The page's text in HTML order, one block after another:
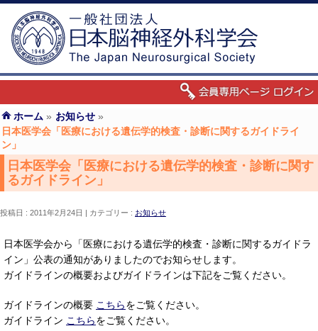
ホーム » お知らせ »
日本医学会「医療における遺伝学的検査・診断に関するガイドライ
ン」
日本医学会「医療における遺伝学的検査・診断に関す
るガイドライン」
投稿日 : 2011年2月24日 カテゴリー : お知らせ
日本医学会から「医療における遺伝学的検査・診断に関するガイドラ
イン」公表の通知がありましたのでお知らせします。
ガイドラインの概要およびガイドラインは下記をご覧ください。
ガイドラインの概要 こちらをご覧ください。
ガイドライン こちらをご覧ください。